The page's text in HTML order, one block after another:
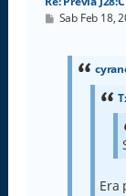
M
Sab Feb 18,
Era